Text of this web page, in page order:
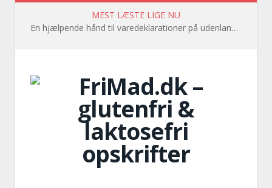
MEST LÆSTE LIGE NU
En hjælpende hånd til varedeklarationer på udenlandsk